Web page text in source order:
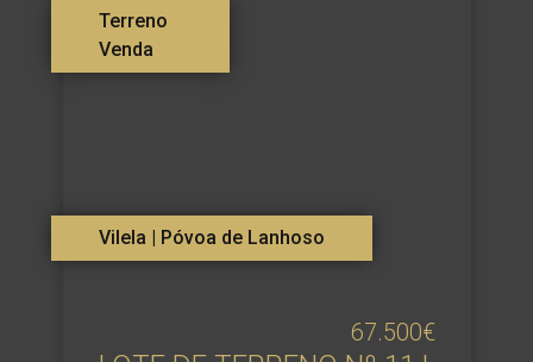
Terreno
Venda
Vilela | Póvoa de Lanhoso
67.500€